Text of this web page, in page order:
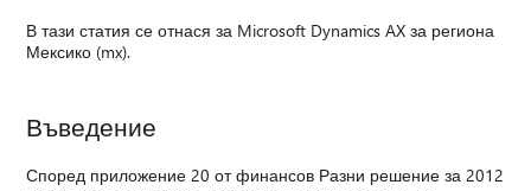
В тази статия се отнася за Microsoft Dynamics AX за региона
Мексико (mx).
Въведение
Според приложение 20 от финансов Разни решение за 2012